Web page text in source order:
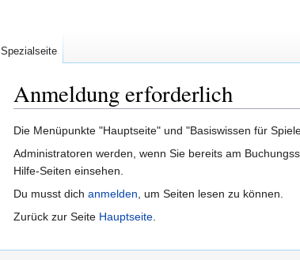
Anmeldung erforderlich
Zur
Navigation
springen
Zur
Suche
springen
Die Menüpunkte "Hauptseite" und "Basiswissen für
Administratoren werden, wenn Sie bereits am
Hilfe-Seiten einsehen.
Du musst dich anmelden, um Seiten lesen zu können.
Zurück zur Seite Hauptseite.
Spezialseite